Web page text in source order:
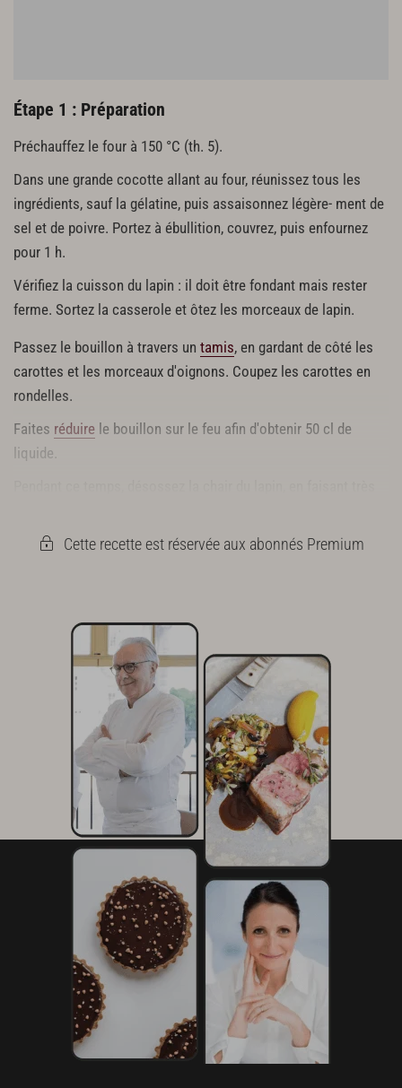
Étape 1 : Préparation
Préchauffez le four à 150 °C (th. 5).
Dans une grande cocotte allant au four, réunissez tous les
ingrédients, sauf la gélatine, puis assaisonnez légère- ment de
sel et de poivre. Portez à ébullition, couvrez, puis enfournez
pour 1 h.
Vérifiez la cuisson du lapin : il doit être fondant mais rester
ferme. Sortez la casserole et ôtez les morceaux de lapin.
Passez le bouillon à travers un tamis, en gardant de côté les
carottes et les morceaux d'oignons. Coupez les carottes en
rondelles.
Faites réduire le bouillon sur le feu afin d'obtenir 50 cl de
liquide.
Cette recette est réservée aux abonnés Premium